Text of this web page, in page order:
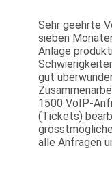
Sehr geehrte
sieben
Anlage
gut
1500 VoIP-
(Tickets)
alle Anfragen